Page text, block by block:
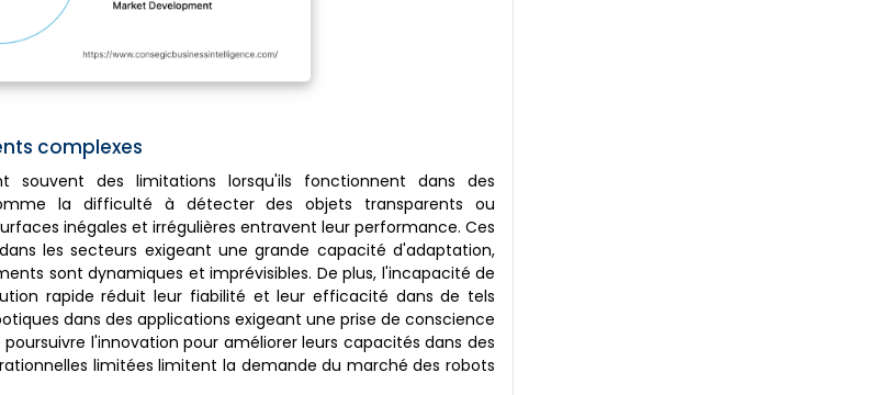
complexes
souvent des limitations lorsqu'ils fonctionnent dans des
la difficulté à détecter des objets transparents ou
inégales et irrégulières entravent leur performance. Ces
les secteurs exigeant une grande capacité d'adaptation,
sont dynamiques et imprévisibles. De plus, l'incapacité de
rapide réduit leur fiabilité et leur efficacité dans de tels
dans des applications exigeant une prise de conscience
l'innovation pour améliorer leurs capacités dans des
limitées limitent la demande du marché des robots